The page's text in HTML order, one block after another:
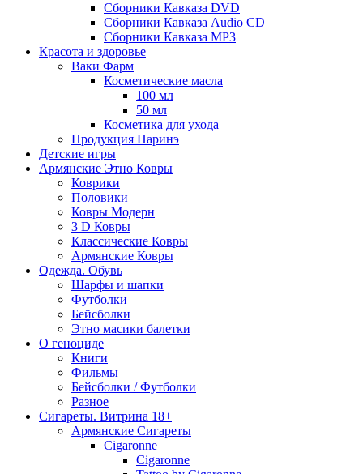
Сборники Кавказа DVD
Сборники Кавказа Audio CD
Сборники Кавказа MP3
Красота и здоровье
Ваки Фарм
Косметические масла
100 мл
50 мл
Косметика для ухода
Продукция Наринэ
Детские игры
Армянские Этно Ковры
Коврики
Половики
Ковры Модерн
3 D Ковры
Классические Ковры
Армянские Ковры
Одежда. Обувь
Шарфы и шапки
Футболки
Бейсболки
Этно масики балетки
О геноциде
Книги
Фильмы
Бейсболки / Футболки
Разное
Сигареты. Витрина 18+
Армянские Сигареты
Cigaronne
Cigaronne